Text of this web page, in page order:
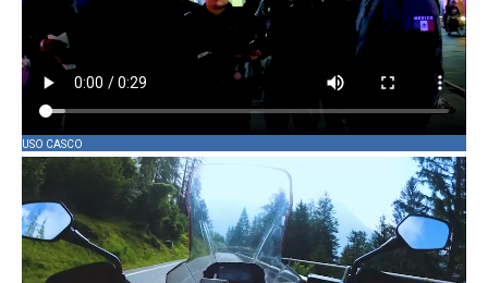
USO CASCO